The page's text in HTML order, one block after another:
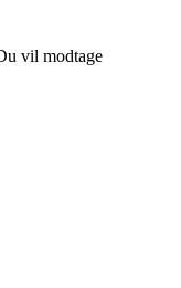
vil modtage